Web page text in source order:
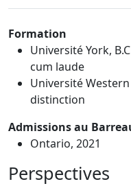
Formation
Université York,
cum laude
Université Western
distinction
Admissions au
Ontario, 2021
Perspectives